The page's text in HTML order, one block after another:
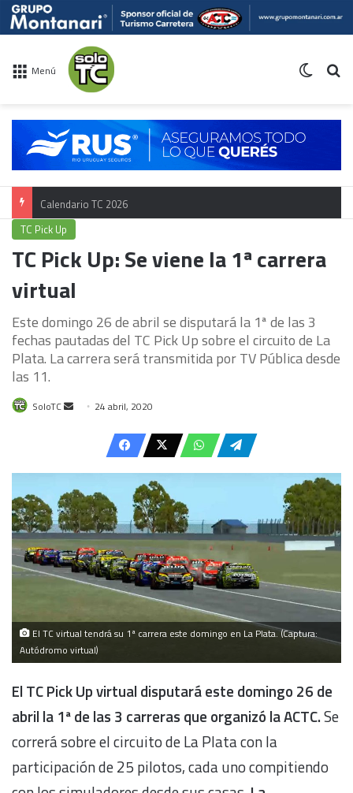
Menú
Calendario TC 2026
TC Pick Up
TC Pick Up: Se viene la 1ª carrera
virtual
Este domingo 26 de abril se disputará la 1ª de las 3
fechas pautadas del TC Pick Up sobre el circuito de La
Plata. La carrera será transmitida por TV Pública desde
las 11.
SoloTC
Send 24 abril, 2020
El TC virtual tendrá su 1ª carrera este domingo en La Plata. (Captura:
Autódromo virtual)
El TC Pick Up virtual disputará este domingo 26 de
abril la 1ª de las 3 carreras que organizó la ACTC.Se
correrá sobre el circuito de La Plata con la
participación de 25 pilotos, cada uno compitiendo